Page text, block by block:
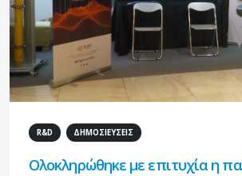
R&D ΔΗΜΟΣΙΕΥΣΕΙΣ
Ολοκληρώθηκε με επιτυχία η